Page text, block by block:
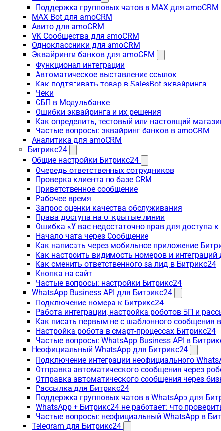
Поддержка групповых чатов в MAX для amoCRM
MAX Bot для amoCRM
Авито для amoCRM
VK Сообщества для amoCRM
Одноклассники для amoCRM
Эквайринги банков для amoCRM
Функционал интеграции
Автоматическое выставление ссылок
Как подтягивать товар в SalesBot эквайринга
Чеки
СБП в Модульбанке
Ошибки эквайринга и их решения
Как определить, тестовый или настоящий
Частые вопросы: эквайринг банков в amoCRM
Аналитика для amoCRM
Битрикс24
Общие настройки Битрикс24
Очередь ответственных сотрудников
Проверка клиента по базе CRM
Приветственное сообщение
Рабочее время
Запрос оценки качества обслуживания
Права доступа на открытые линии
Ошибка «У вас недостаточно прав для доступа
Начало чата через Сообщение
Как написать через мобильное приложение
Как настроить видимость номеров и
Как сменить ответственного за лид в Битрикс24
Кнопка на сайт
Частые вопросы: настройки Битрикс24
WhatsApp Business API для Битрикс24
Подключение номера к Битрикс24
Работа интеграции, настройка роботов БП и
Как писать первым не с шаблонного сообщения
Настройка робота в смарт-процессах Битрикс24
Частые вопросы: WhatsApp Business API в
Неофициальный WhatsApp для Битрикс24
Подключение интеграции неофициального
Отправка автоматического сообщения через
Отправка автоматического сообщения через
Рассылка для Битрикс24
Поддержка групповых чатов в WhatsApp для
WhatsApp + Битрикс24 не работает: что
Частые вопросы: неофициальный WhatsApp в
Telegram для Битрикс24